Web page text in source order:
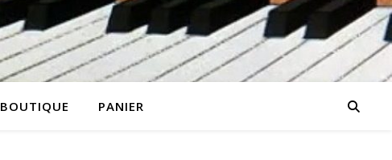
BOUTIQUE PANIER